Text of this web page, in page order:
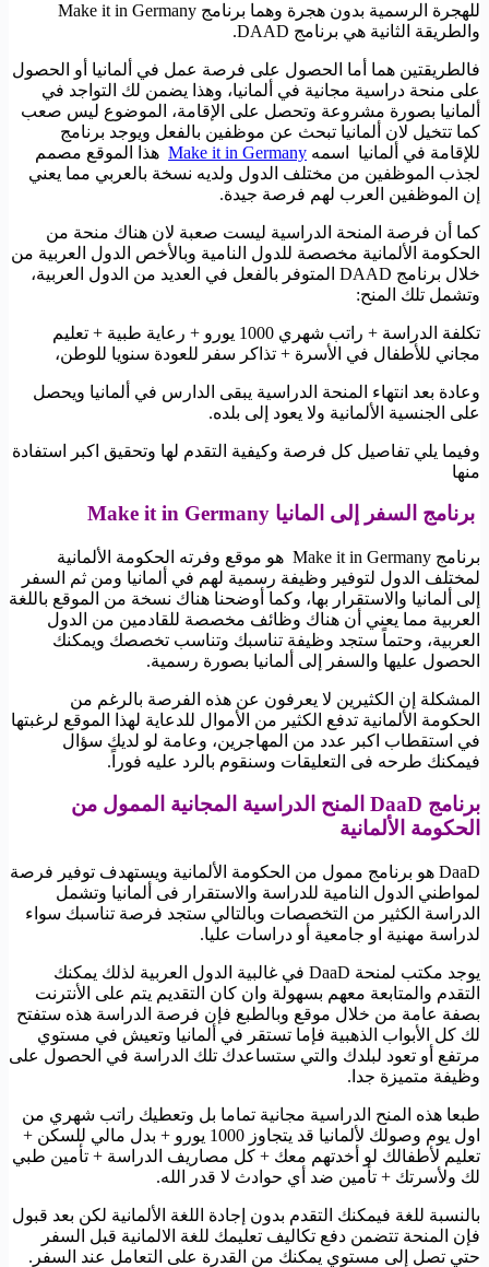
للهجرة الرسمية بدون هجرة وهما برنامج Make it in Germany
والطريقة الثانية هي برنامج DAAD.
فالطريقتين هما أما الحصول على فرصة عمل في ألمانيا أو الحصول
على منحة دراسية مجانية في ألمانيا، وهذا يضمن لك التواجد في
ألمانيا بصورة مشروعة وتحصل على الإقامة، الموضوع ليس صعب
كما تتخيل لان ألمانيا تبحث عن موظفين بالفعل ويوجد برنامج
للإقامة في ألمانيا اسمه Make it in Germany هذا الموقع مصمم
لجذب الموظفين من مختلف الدول ولديه نسخة بالعربي مما يعني
إن الموظفين العرب لهم فرصة جيدة.
كما أن فرصة المنحة الدراسية ليست صعبة لان هناك منحة من
الحكومة الألمانية مخصصة للدول النامية وبالأخص الدول العربية من
خلال برنامج DAAD المتوفر بالفعل في العديد من الدول العربية،
وتشمل تلك المنح:
تكلفة الدراسة + راتب شهري 1000 يورو + رعاية طبية + تعليم
مجاني للأطفال في الأسرة + تذاكر سفر للعودة سنويا للوطن،
وعادة بعد انتهاء المنحة الدراسية يبقى الدارس في ألمانيا ويحصل
على الجنسية الألمانية ولا يعود إلى بلده.
وفيما يلي تفاصيل كل فرصة وكيفية التقدم لها وتحقيق اكبر استفادة
منها
برنامج السفر إلى المانيا Make it in Germany
برنامج Make it in Germany هو موقع وفرته الحكومة الألمانية
لمختلف الدول لتوفير وظيفة رسمية لهم في ألمانيا ومن ثم السفر
إلى ألمانيا والاستقرار بها، وكما أوضحنا هناك نسخة من الموقع باللغة
العربية مما يعني أن هناك وظائف مخصصة للقادمين من الدول
العربية، وحتماً ستجد وظيفة تناسبك وتناسب تخصصك ويمكنك
الحصول عليها والسفر إلى ألمانيا بصورة رسمية.
المشكلة إن الكثيرين لا يعرفون عن هذه الفرصة بالرغم من
الحكومة الألمانية تدفع الكثير من الأموال للدعاية لهذا الموقع لرغبتها
في استقطاب اكبر عدد من المهاجرين، وعامة لو لديك سؤال
فيمكنك طرحه فى التعليقات وسنقوم بالرد عليه فوراً.
برنامج DaaD المنح الدراسية المجانية الممول من
الحكومة الألمانية
DaaD هو برنامج ممول من الحكومة الألمانية ويستهدف توفير فرصة
لمواطني الدول النامية للدراسة والاستقرار فى ألمانيا وتشمل
الدراسة الكثير من التخصصات وبالتالي ستجد فرصة تناسبك سواء
لدراسة مهنية او جامعية أو دراسات عليا.
يوجد مكتب لمنحة DaaD في غالبية الدول العربية لذلك يمكنك
التقدم والمتابعة معهم بسهولة وان كان التقديم يتم على الأنترنت
بصفة عامة من خلال موقع وبالطبع فإن فرصة الدراسة هذه ستفتح
لك كل الأبواب الذهبية فإما تستقر في ألمانيا وتعيش في مستوي
مرتفع أو تعود لبلدك والتي ستساعدك تلك الدراسة في الحصول على
وظيفة متميزة جدا.
طبعا هذه المنح الدراسية مجانية تماما بل وتعطيك راتب شهري من
اول يوم وصولك لألمانيا قد يتجاوز 1000 يورو + بدل مالي للسكن +
تعليم لأطفالك لو أخدتهم معك + كل مصاريف الدراسة + تأمين طبي
لك ولأسرتك + تأمين ضد أي حوادث لا قدر الله.
بالنسبة للغة فيمكنك التقدم بدون إجادة اللغة الألمانية لكن بعد قبول
فإن المنحة تتضمن دفع تكاليف تعليمك للغة الالمانية قبل السفر
حتي تصل إلى مستوي يمكنك من القدرة على التعامل عند السفر.